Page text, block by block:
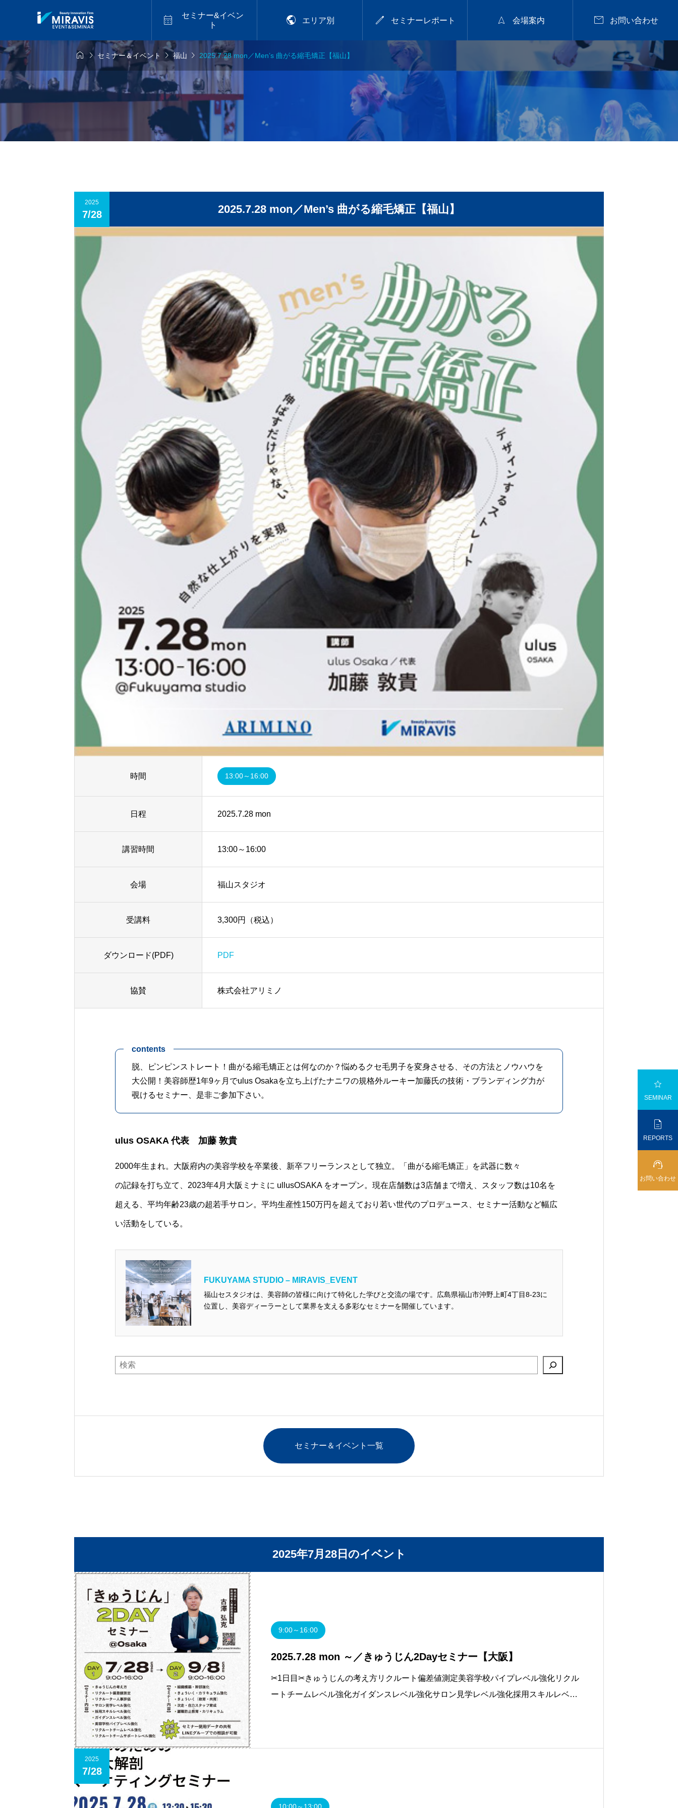

セミナー&イベン
ト
 エリア別  セミナーレポート  会場案内  お問い合わせ
9月14日
mon／トレ
イヤージュセ
福岡】
2026年9月18日
2026.9.18 fri／プレトワ
セミナー【松江】
2026年9月28日
2026.9.28 mon／可愛
いは、仕込める！CHIT
OSE流デジパ活用術
【岡山】
2026年9月28日
2026.9.28 mon／集客
戦略セミナー【広島】
 
わせカット
福山
アメイジアカラー講習
2026.07.29
nanuk佐野氏パーマセミナー
2026.07.29
 
  セミナー＆イベント 福山  2025.7.28 mon／Men’s 曲がる縮毛矯正【福山】
2025
7/28 2025.7.28 mon／Men’s 曲がる縮毛矯正【福山】
時間 13:00～16:00
日程 2025.7.28 mon
講習時間 13:00～16:00
会場 福山スタジオ
受講料 3,300円（税込）
ダウンロード(PDF) PDF
協賛 株式会社アリミノ
contents
脱、ピンピンストレート！曲がる縮毛矯正とは何なのか？悩めるクセ毛男子を変身させる、その方法とノウハウを
大公開！美容師歴1年9ヶ月でulus Osakaを立ち上げたナニワの規格外ルーキー加藤氏の技術・ブランディング力が
覗けるセミナー、是非ご参加下さい。
ulus OSAKA 代表 加藤 敦貴
2000年生まれ。大阪府内の美容学校を卒業後、新卒フリーランスとして独立。「曲がる縮毛矯正」を武器に数々
の記録を打ち立て、2023年4月大阪ミナミに ullusOSAKA をオープン。現在店舗数は3店舗まで増え、スタッフ数は10名を
超える、平均年齢23歳の超若手サロン。平均生産性150万円を超えており若い世代のプロデュース、セミナー活動など幅広
い活動をしている。
FUKUYAMA STUDIO – MIRAVIS_EVENT
福山セスタジオは、美容師の皆様に向けて特化した学びと交流の場です。広島県福山市沖野上町4丁目8-23に
位置し、美容ディーラーとして業界を支える多彩なセミナーを開催しています。
Search
セミナー＆イベント一覧
2025年7月28日のイベント
9:00～16:00
2025.7.28 mon ～／きゅうじん2Dayセミナー【大阪】
✂1日目✂きゅうじんの考え方リクルート偏差値測定美容学校パイプレベル強化リクル
ートチームレベル強化ガイダンスレベル強化サロン見学レベル強化採用スキルレベル
2025
7/28

SEMINAR

REPORTS

お問い合わせ